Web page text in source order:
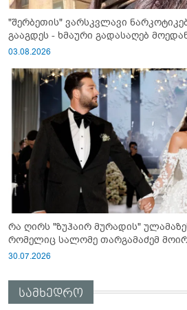
"შერბეთის" ვარსკვლავი
გააგდეს - ხმაური გადასაღებ
03.08.2026
რა ღირს "ზუჰაირ მურადის" ულამაზესი საქორწინო კაბა,
რომელიც სალომე თარგამაძემ
30.07.2026
სამხედრო